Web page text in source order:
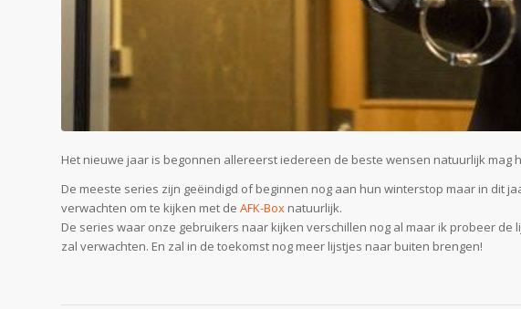
Het nieuwe jaar is begonnen allereerst iedereen de beste wensen natuurlijk mag
De meeste series zijn geëindigd of beginnen nog aan hun winterstop maar in dit
verwachten om te kijken met de AFK-Box natuurlijk.
De series waar onze gebruikers naar kijken verschillen nog al maar ik probeer de
zal verwachten. En zal in de toekomst nog meer lijstjes naar buiten brengen!